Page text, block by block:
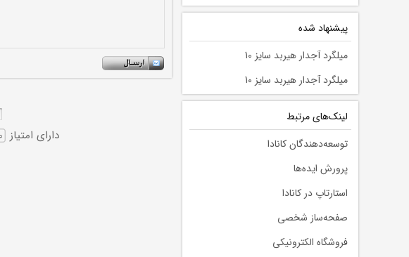
پیشنهاد شده
میلگرد آجدار هیربد سایز 10
میلگرد آجدار هیربد سایز 10
لينك‌های مرتبط
توسعه‌دهندگان کانادا
پرورش ایده‌ها
استارتاپ در کانادا
صفحه‌ساز شخصی
فروشگاه الکترونیکی
دارای امتیاز